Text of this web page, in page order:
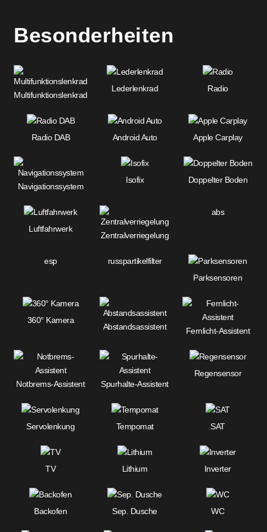
Besonderheiten
Multifunktionslenkrad
Lederlenkrad Radio
Radio DAB Android Auto Apple Carplay
Navigationssystem
Isofix Doppelter Boden
Luftfahrwerk
Zentralverriegelung
abs
esp
russpartikelfilter
Parksensoren
360° Kamera
Abstandsassistent Fernlicht-Assistent
Notbrems-Assistent Spurhalte-Assistent
Regensensor
Servolenkung Tempomat SAT
TV Lithium Inverter
Backofen Sep. Dusche WC